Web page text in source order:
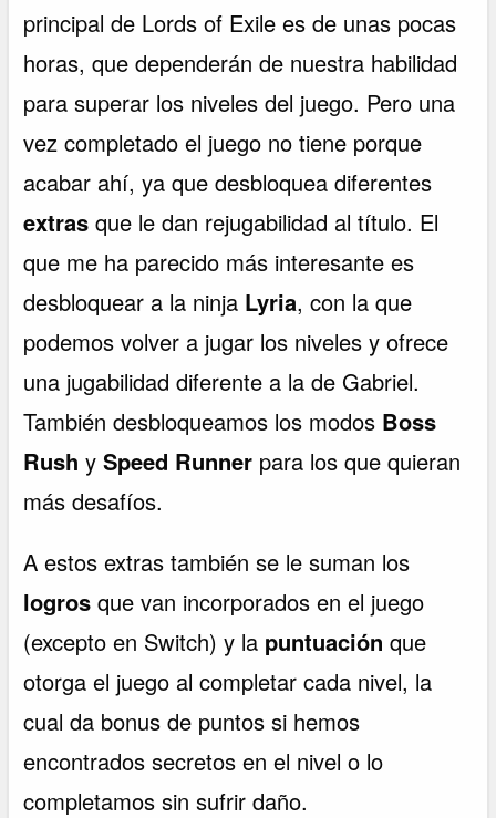
principal de Lords of Exile es de unas pocas
horas, que dependerán de nuestra habilidad
para superar los niveles del juego. Pero una
vez completado el juego no tiene porque
acabar ahí, ya que desbloquea diferentes
extrasque le dan rejugabilidad al título. El
que me ha parecido más interesante es
desbloquear a la ninja Lyria, con la que
podemos volver a jugar los niveles y ofrece
una jugabilidad diferente a la de Gabriel.
También desbloqueamos los modos Boss
Rush ySpeed Runner para los que quieran
más desafíos.
A estos extras también se le suman los
logrosque van incorporados en el juego
(excepto en Switch) y la puntuaciónque
otorga el juego al completar cada nivel, la
cual da bonus de puntos si hemos
encontrados secretos en el nivel o lo
completamos sin sufrir daño.